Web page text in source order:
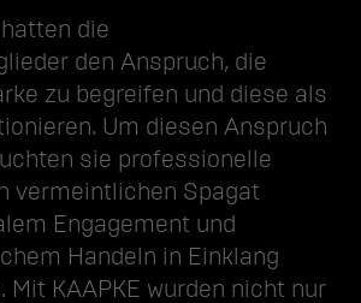
die
den Anspruch, die
zu begreifen und diese als
Um diesen Anspruch
sie professionelle
vermeintlichen Spagat
Engagement und
Handeln in Einklang
Mit KAAPKE wurden nicht nur